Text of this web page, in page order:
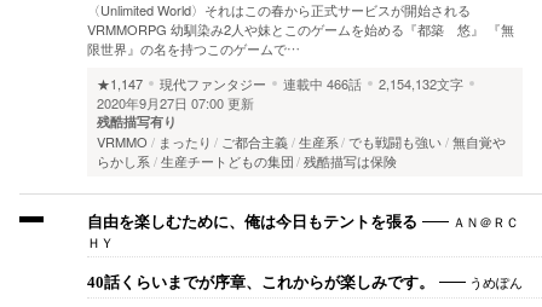
〈Unlimited World〉それはこの春から正式サービスが開始される
VRMMORPG 幼馴染み2人や妹とこのゲームを始める『都築 悠』 『無
限世界』の名を持つこのゲームで…
★1,147
現代ファンタジー 連載中 466話
2,154,132文字
2020年9月27日 07:00 更新
残酷描写有り
VRMMO まったり ご都合主義 生産系 でも戦闘も強い 無自覚や
らかし系 生産チートどもの集団 残酷描写は保険
自由を楽しむために、俺は今日もテントを張る
ＡＮ＠ＲＣ
ＨＹ
40話くらいまでが序章、これからが楽しみです。 うめぽん